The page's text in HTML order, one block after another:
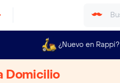
¿Nuevo en Rappi?
Domicilio